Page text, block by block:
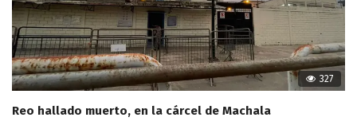
327
Reo hallado muerto, en la cárcel de Machala